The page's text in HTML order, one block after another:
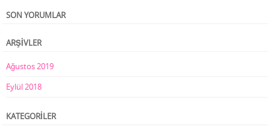
SON YORUMLAR
ARŞIVLER
Ağustos 2019
Eylül 2018
KATEGORILER